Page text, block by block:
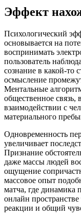
Эффект
Психологический
основывается на
воспринимать
пользователь
сознание в какой-то
осмысление
Ментальные
общественное
взаимодействии с
материального
Одновременность
увеличивает
Признание
даже массы людей
ощущение
массовое опыт
матча, где динамика
онлайн пространстве
реакции и общий